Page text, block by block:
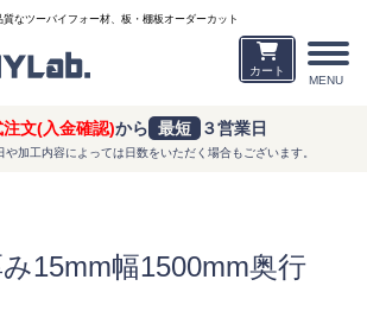
MENU
なツーバイフォー材、板・棚板オーダーカット
カート
注文(入金確認)から 最短 ３営業日
加工内容によっては日数をいただく場合もございます。
15mm幅1500mm奥行